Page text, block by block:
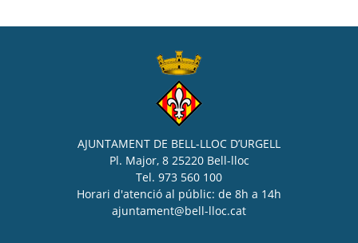
AJUNTAMENT DE BELL-LLOC D’URGELL
Pl. Major, 8 25220 Bell-lloc
Tel. 973 560 100
Horari d'atenció al públic: de 8h a 14h
ajuntament@bell-lloc.cat